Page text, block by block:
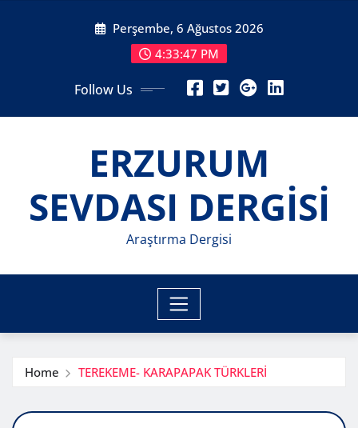
Perşembe, 6 Ağustos 2026
4:33:48 PM
Follow Us
ERZURUM
SEVDASI DERGİSİ
Araştırma Dergisi
Home TEREKEME- KARAPAPAK TÜRKLERİ